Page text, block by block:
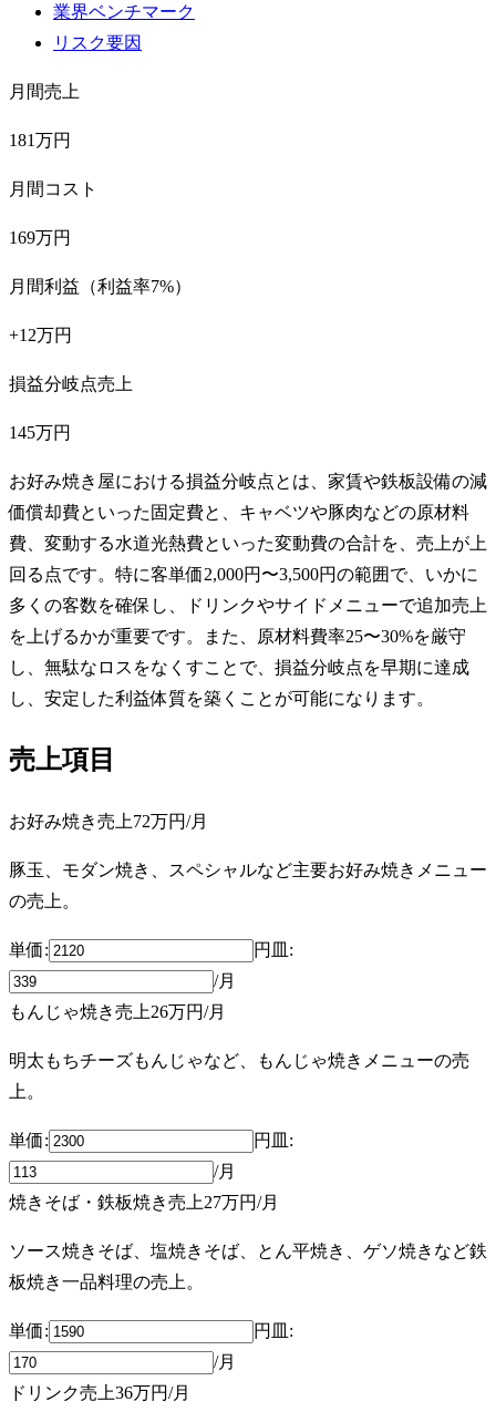
業界ベンチマーク
リスク要因
月間売上
181万円
月間コスト
169万円
月間利益（利益率7%）
+12万円
損益分岐点売上
145万円
お好み焼き屋における損益分岐点とは、家賃や鉄板設備の減
価償却費といった固定費と、キャベツや豚肉などの原材料
費、変動する水道光熱費といった変動費の合計を、売上が上
回る点です。特に客単価2,000円〜3,500円の範囲で、いかに
多くの客数を確保し、ドリンクやサイドメニューで追加売上
を上げるかが重要です。また、原材料費率25〜30%を厳守
し、無駄なロスをなくすことで、損益分岐点を早期に達成
し、安定した利益体質を築くことが可能になります。
売上項目
お好み焼き売上72万円/月
豚玉、モダン焼き、スペシャルなど主要お好み焼きメニュー
の売上。
単価: 円 皿 :
/月
もんじゃ焼き売上26万円/月
明太もちチーズもんじゃなど、もんじゃ焼きメニューの売
上。
単価: 円 皿 :
/月
焼きそば・鉄板焼き売上27万円/月
ソース焼きそば、塩焼きそば、とん平焼き、ゲソ焼きなど鉄
板焼き一品料理の売上。
単価: 円 皿 :
/月
ドリンク売上36万円/月